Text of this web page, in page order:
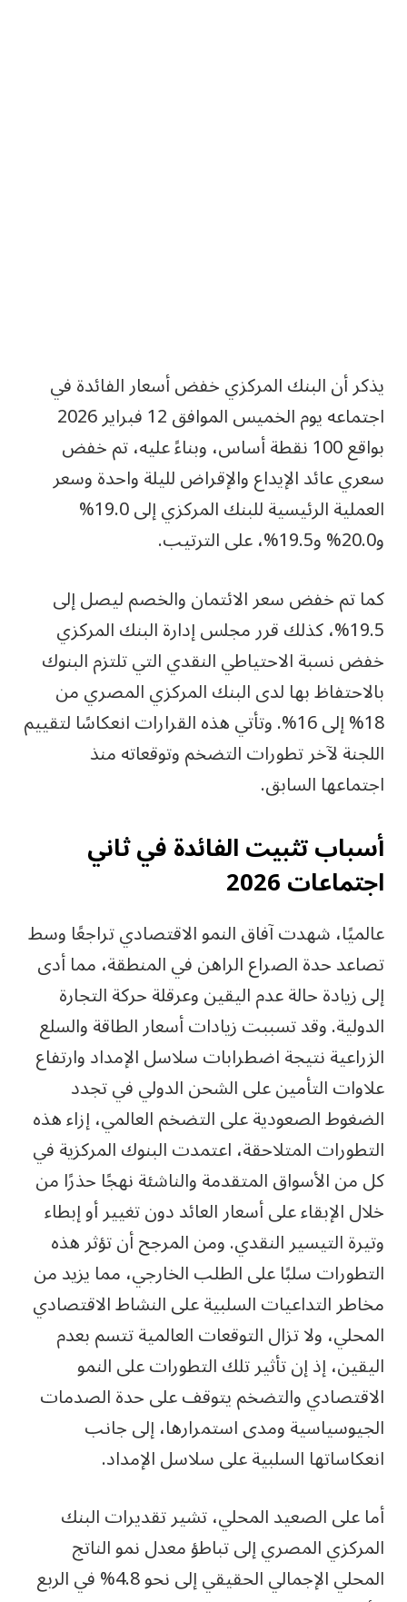
يذكر أن البنك المركزي خفض أسعار الفائدة في
اجتماعه يوم الخميس الموافق 12 فبراير 2026
بواقع 100 نقطة أساس، وبناءً عليه، تم خفض
سعري عائد الإيداع والإقراض لليلة واحدة وسعر
العملية الرئيسية للبنك المركزي إلى 19.0%
و20.0% و19.5%، على الترتيب.
كما تم خفض سعر الائتمان والخصم ليصل إلى
19.5%، كذلك قرر مجلس إدارة البنك المركزي
خفض نسبة الاحتياطي النقدي التي تلتزم البنوك
بالاحتفاظ بها لدى البنك المركزي المصري من
18% إلى 16%. وتأتي هذه القرارات انعكاسًا لتقييم
اللجنة لآخر تطورات التضخم وتوقعاته منذ
اجتماعها السابق.
أسباب تثبيت الفائدة في ثاني
اجتماعات 2026
عالميًا، شهدت آفاق النمو الاقتصادي تراجعًا وسط
تصاعد حدة الصراع الراهن في المنطقة، مما أدى
إلى زيادة حالة عدم اليقين وعرقلة حركة التجارة
الدولية. وقد تسببت زيادات أسعار الطاقة والسلع
الزراعية نتيجة اضطرابات سلاسل الإمداد وارتفاع
علاوات التأمين على الشحن الدولي في تجدد
الضغوط الصعودية على التضخم العالمي، إزاء هذه
التطورات المتلاحقة، اعتمدت البنوك المركزية في
كل من الأسواق المتقدمة والناشئة نهجًا حذرًا من
خلال الإبقاء على أسعار العائد دون تغيير أو إبطاء
وتيرة التيسير النقدي. ومن المرجح أن تؤثر هذه
التطورات سلبًا على الطلب الخارجي، مما يزيد من
مخاطر التداعيات السلبية على النشاط الاقتصادي
المحلي، ولا تزال التوقعات العالمية تتسم بعدم
اليقين، إذ إن تأثير تلك التطورات على النمو
الاقتصادي والتضخم يتوقف على حدة الصدمات
الجيوسياسية ومدى استمرارها، إلى جانب
انعكاساتها السلبية على سلاسل الإمداد.
أما على الصعيد المحلي، تشير تقديرات البنك
المركزي المصري إلى تباطؤ معدل نمو الناتج
المحلي الإجمالي الحقيقي إلى نحو 4.8% في الربع